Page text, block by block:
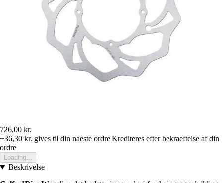
726,00 kr.
+36,30 kr. gives til din naeste ordre Krediteres efter bekraeftelse af din
ordre
Loading...
Beskrivelse